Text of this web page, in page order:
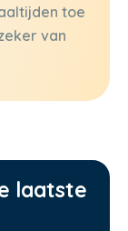
toe
van
laatste